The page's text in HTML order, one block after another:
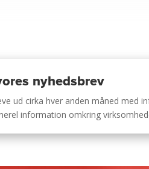
nyhedsbrev
ud cirka hver anden måned med
information omkring